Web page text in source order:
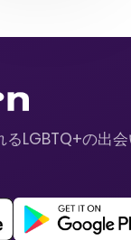
LGBTQ+の出